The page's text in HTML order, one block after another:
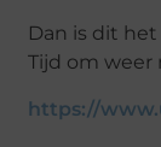
Dan is dit
Tijd om weer
https://